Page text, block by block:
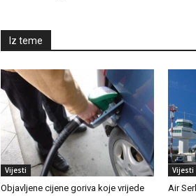
Iz teme
Vijesti
Objavljene cijene goriva koje vrijede
Vijesti
Air